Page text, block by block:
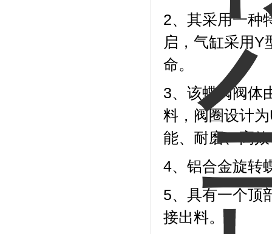
2、其采用一种
启，气缸采用Y
命。
3、该蝶阀阀体
料，阀圈设计
能、耐磨、高
4、铝合金旋转
5、具有一个顶
接出料。